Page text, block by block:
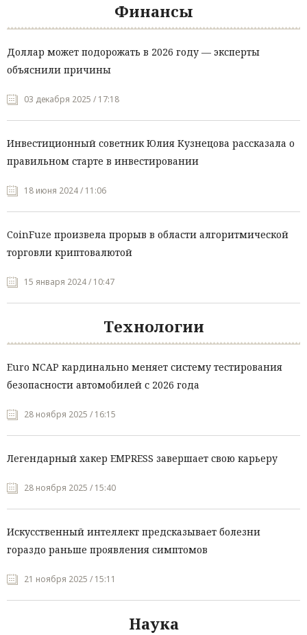
Финансы
Доллар может подорожать в 2026 году — эксперты
объяснили причины
03 декабря 2025 / 17:18
Инвестиционный советник Юлия Кузнецова рассказала о
правильном старте в инвестировании
18 июня 2024 / 11:06
CoinFuze произвела прорыв в области алгоритмической
торговли криптовалютой
15 января 2024 / 10:47
Технологии
Euro NCAP кардинально меняет систему тестирования
безопасности автомобилей с 2026 года
28 ноября 2025 / 16:15
Легендарный хакер EMPRESS завершает свою карьеру
28 ноября 2025 / 15:40
Искусственный интеллект предсказывает болезни
гораздо раньше проявления симптомов
21 ноября 2025 / 15:11
Наука